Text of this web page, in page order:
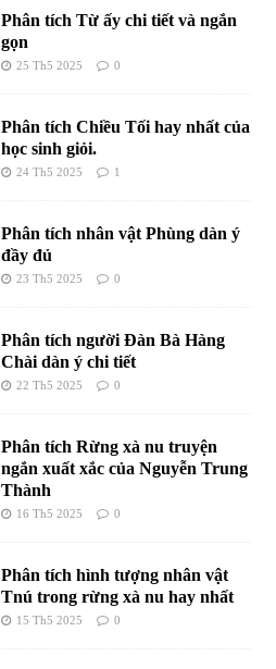
Phân tích Từ ấy chi tiết và ngắn
gọn
25 Th5 2025 0
Phân tích Chiều Tối hay nhất của
học sinh giỏi.
24 Th5 2025 1
Phân tích nhân vật Phùng dàn ý
đầy đủ
23 Th5 2025 0
Phân tích người Đàn Bà Hàng
Chài dàn ý chi tiết
22 Th5 2025 0
Phân tích Rừng xà nu truyện
ngắn xuất xắc của Nguyễn Trung
Thành
16 Th5 2025 0
Phân tích hình tượng nhân vật
Tnú trong rừng xà nu hay nhất
15 Th5 2025 0